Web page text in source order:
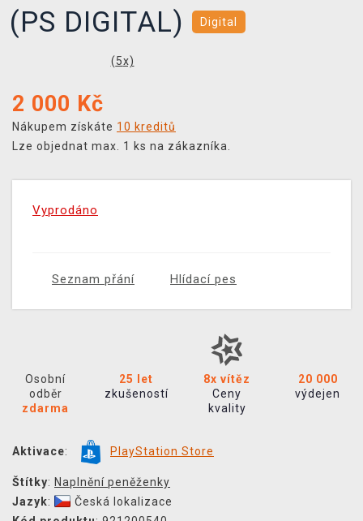
(PS DIGITAL)
Digital
(5x)
2 000 Kč
Nákupem získáte 10 kreditů
Lze objednat max. 1 ks na zákazníka.
Vyprodáno
Seznam přání Hlídací pes
Osobní
odběr
zdarma
25 let
zkušeností
8x vítěz
Ceny
kvality
20 000
výdejen
Aktivace: PlayStation Store
Štítky: Naplnění peněženky
Jazyk:
Česká lokalizace